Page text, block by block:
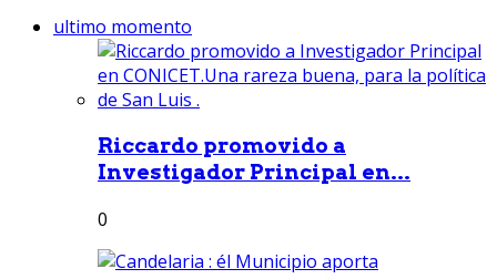
ultimo momento
Riccardo promovido a
Investigador Principal en...
0